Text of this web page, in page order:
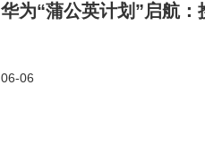
华为“蒲公英计划”启航
06-06